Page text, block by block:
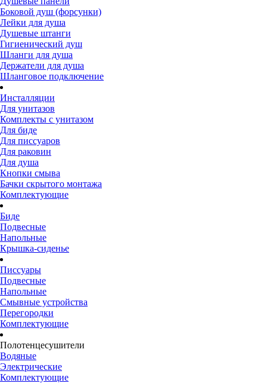
Боковой душ (форсунки)
Лейки для душа
Душевые штанги
Гигиенический душ
Шланги для душа
Держатели для душа
Шланговое подключение
Инсталляции
Для унитазов
Комплекты с унитазом
Для биде
Для писсуаров
Для раковин
Для душа
Кнопки смыва
Бачки скрытого монтажа
Комплектующие
Биде
Подвесные
Напольные
Крышка-сиденье
Писсуары
Подвесные
Напольные
Смывные устройства
Перегородки
Комплектующие
Полотенцесушители
Водяные
Электрические
Комплектующие